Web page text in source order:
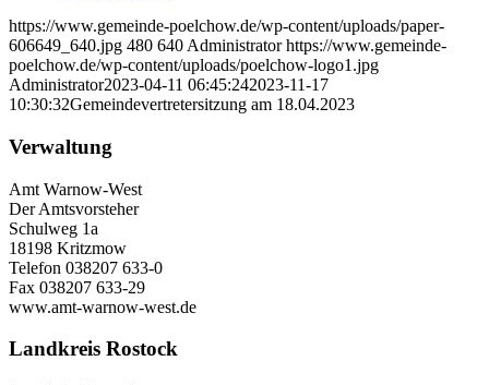
https://www.gemeinde-poelchow.de/wp-content/uploads/paper-
606649_640.jpg 480 640 Administrator https://www.gemeinde-
poelchow.de/wp-content/uploads/poelchow-logo1.jpg
Administrator2023-04-11 06:45:242023-11-17
10:30:32Gemeindevertretersitzung am 18.04.2023
Verwaltung
Amt Warnow-West
Der Amtsvorsteher
Schulweg 1a
18198 Kritzmow
Telefon 038207 633-0
Fax 038207 633-29
www.amt-warnow-west.de
Landkreis Rostock